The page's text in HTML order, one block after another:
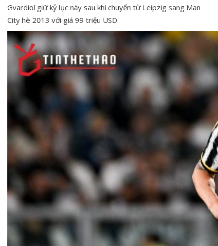
Gvardiol giữ kỷ lục này sau khi chuyển từ Leipzig sang Man
City hè 2013 với giá 99 triệu USD.